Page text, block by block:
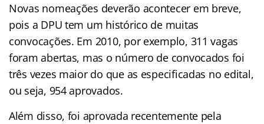
Novas nomeações deverão acontecer em breve,
pois a DPU tem um histórico de muitas
convocações. Em 2010, por exemplo, 311 vagas
foram abertas, mas o número de convocados foi
três vezes maior do que as especificadas no edital,
ou seja, 954 aprovados.
Além disso, foi aprovada recentemente pela